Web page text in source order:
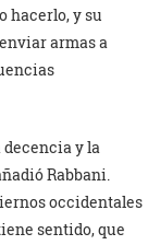
hacerlo, y su
armas a
y la
Rabbani.
occidentales
sentido, que